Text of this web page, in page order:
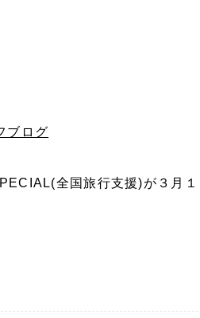
ブログ
全国旅行支援)が３月